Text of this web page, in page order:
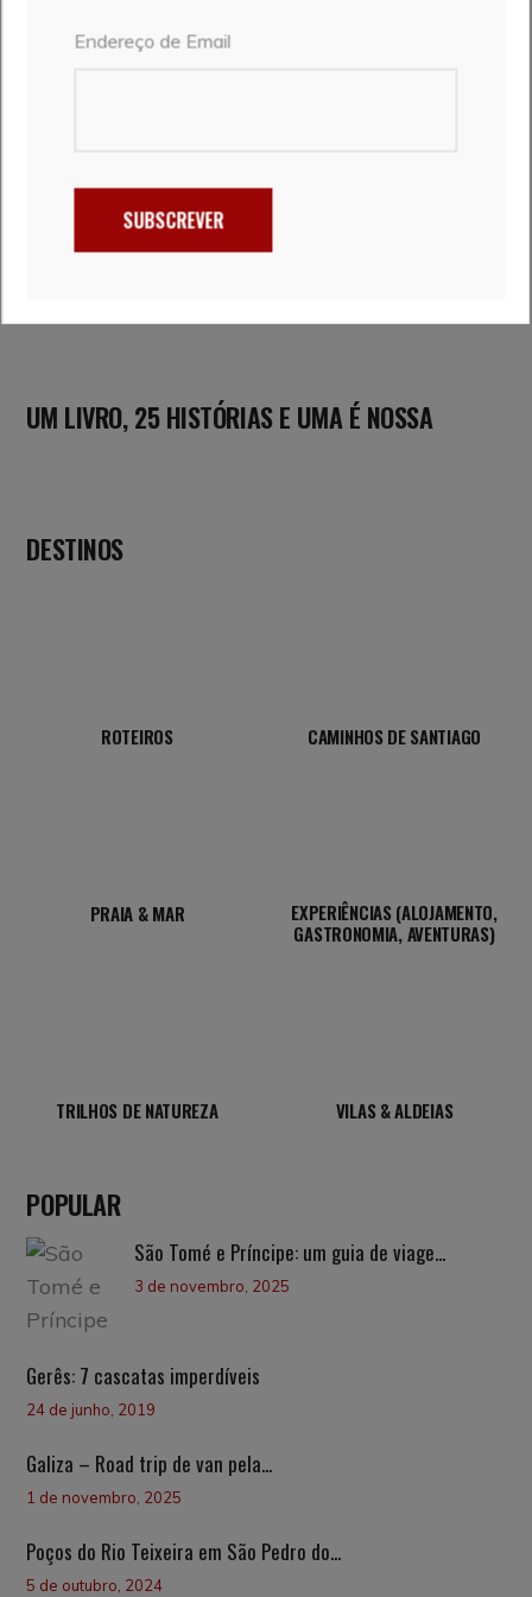
UM LIVRO, 25 HISTÓRIAS E UMA É NOSSA
DESTINOS
ROTEIROS CAMINHOS DE SANTIAGO
PRAIA & MAR
EXPERIÊNCIAS (ALOJAMENTO,
GASTRONOMIA, AVENTURAS)
TRILHOS DE NATUREZA VILAS & ALDEIAS
POPULAR
São Tomé e Príncipe: um guia de viage...
3 de novembro, 2025
Gerês: 7 cascatas imperdíveis
24 de junho, 2019
Galiza – Road trip de van pela...
1 de novembro, 2025
Poços do Rio Teixeira em São Pedro do...
5 de outubro, 2024
Endereço de Email
SUBSCREVER